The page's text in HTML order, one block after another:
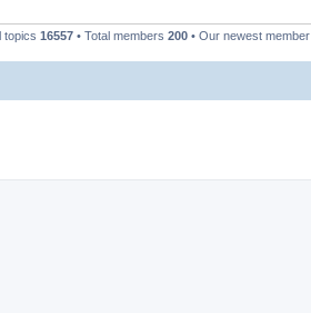
topics 16557 • Total members 200 • Our newest member